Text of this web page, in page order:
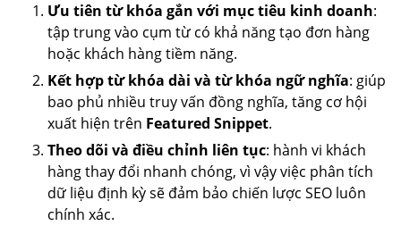
Ưu tiên từ khóa gắn với mục tiêu kinh doanh:
tập trung vào cụm từ có khả năng tạo đơn hàng
hoặc khách hàng tiềm năng.
Kết hợp từ khóa dài và từ khóa ngữ nghĩa: giúp
bao phủ nhiều truy vấn đồng nghĩa, tăng cơ hội
xuất hiện trên Featured Snippet.
Theo dõi và điều chỉnh liên tục: hành vi khách
hàng thay đổi nhanh chóng, vì vậy việc phân tích
dữ liệu định kỳ sẽ đảm bảo chiến lược SEO luôn
chính xác.